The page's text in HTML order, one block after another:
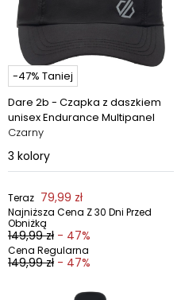
-47% Taniej
Dare 2b - Czapka z daszkiem
unisex Endurance Multipanel
Czarny
3 kolory
Teraz 79,99 zł
Najniższa Cena Z 30 Dni Przed
Obniżką
149,99 zł - 47%
Cena Regularna
149,99 zł - 47%